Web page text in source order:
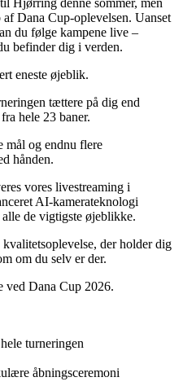
Hjørring denne sommer, men
Dana Cup-oplevelsen. Uanset
du følge kampene live –
befinder dig i verden.
eneste øjeblik.
tættere på dig end
hele 23 baner.
mål og endnu flere
hånden.
vores livestreaming i
AI-kamerateknologi
de vigtigste øjeblikke.
der holder dig
om du selv er der.
ved Dana Cup 2026.
turneringen
åbningsceremoni